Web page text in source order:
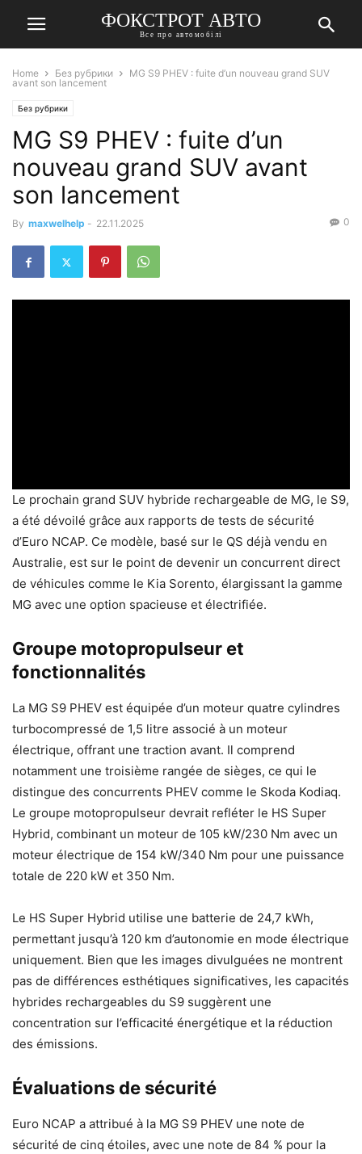
ФОКСТРОТ АВТО
Все про автомобілі
Home Без рубрики
MG S9 PHEV : fuite d’un nouveau grand SUV
avant son lancement
Без рубрики
MG S9 PHEV : fuite d’un
nouveau grand SUV avant
son lancement
By maxwelhelp - 22.11.2025 0
Le prochain grand SUV hybride rechargeable de MG, le S9,
a été dévoilé grâce aux rapports de tests de sécurité
d’Euro NCAP. Ce modèle, basé sur le QS déjà vendu en
Australie, est sur le point de devenir un concurrent direct
de véhicules comme le Kia Sorento, élargissant la gamme
MG avec une option spacieuse et électrifiée.
Groupe motopropulseur et
fonctionnalités
La MG S9 PHEV est équipée d’un moteur quatre cylindres
turbocompressé de 1,5 litre associé à un moteur
électrique, offrant une traction avant. Il comprend
notamment une troisième rangée de sièges, ce qui le
distingue des concurrents PHEV comme le Skoda Kodiaq.
Le groupe motopropulseur devrait refléter le HS Super
Hybrid, combinant un moteur de 105 kW/230 Nm avec un
moteur électrique de 154 kW/340 Nm pour une puissance
totale de 220 kW et 350 Nm.
Le HS Super Hybrid utilise une batterie de 24,7 kWh,
permettant jusqu’à 120 km d’autonomie en mode électrique
uniquement. Bien que les images divulguées ne montrent
pas de différences esthétiques significatives, les capacités
hybrides rechargeables du S9 suggèrent une
concentration sur l’efficacité énergétique et la réduction
des émissions.
Évaluations de sécurité
Euro NCAP a attribué à la MG S9 PHEV une note de
sécurité de cinq étoiles, avec une note de 84 % pour la